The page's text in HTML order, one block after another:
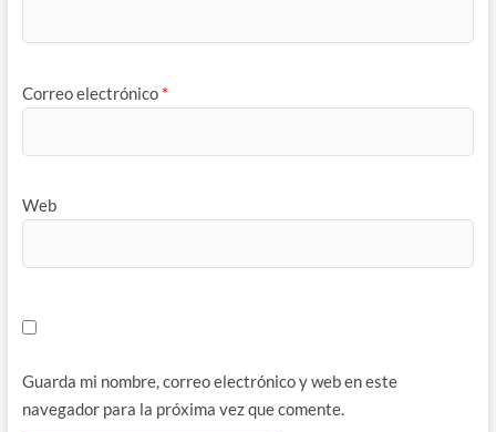
Correo electrónico *
Web
Guarda mi nombre, correo electrónico y web en este
navegador para la próxima vez que comente.